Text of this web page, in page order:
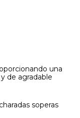
una
de agradable
soperas